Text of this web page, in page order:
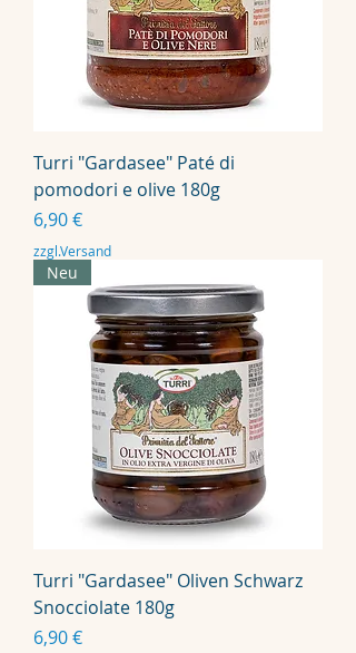
Turri "Gardasee" Paté di
pomodori e olive 180g
Preis
6,90 €
zzgl.Versand
Neu
Turri "Gardasee" Oliven Schwarz
Snocciolate 180g
Preis
6,90 €